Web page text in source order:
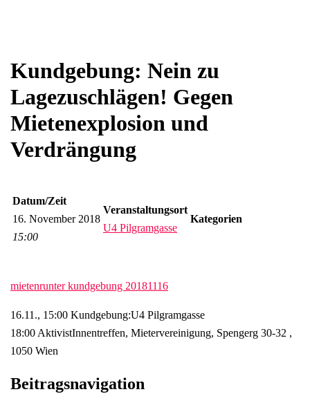
Kundgebung: Nein zu
Lagezuschlägen! Gegen
Mietenexplosion und
Verdrängung
Datum/Zeit
16. November 2018
15:00
Veranstaltungsort
U4 Pilgramgasse
Kategorien
mietenrunter kundgebung 20181116
16.11., 15:00 Kundgebung:U4 Pilgramgasse
18:00 AktivistInnentreffen, Mietervereinigung, Spengerg 30-32 ,
1050 Wien
Beitragsnavigation